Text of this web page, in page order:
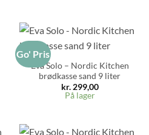
Go' Pris
Eva Solo – Nordic Kitchen
brødkasse sand 9 liter
kr.299,00
På lager